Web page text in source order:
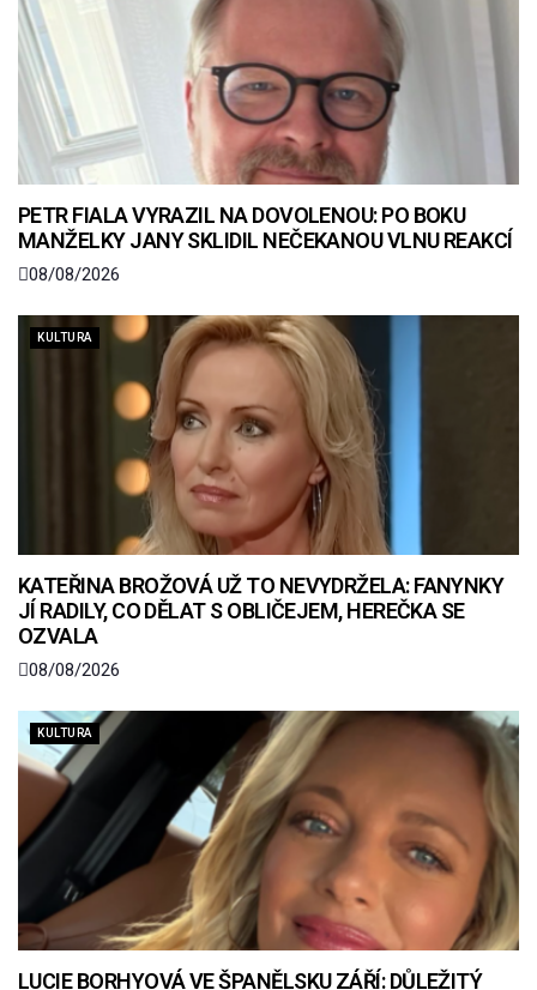
PETR FIALA VYRAZIL NA DOVOLENOU: PO BOKU
MANŽELKY JANY SKLIDIL NEČEKANOU VLNU REAKCÍ
08/08/2026
KULTURA
KATEŘINA BROŽOVÁ UŽ TO NEVYDRŽELA: FANYNKY
JÍ RADILY, CO DĚLAT S OBLIČEJEM, HEREČKA SE
OZVALA
08/08/2026
KULTURA
LUCIE BORHYOVÁ VE ŠPANĚLSKU ZÁŘÍ: DŮLEŽITÝ